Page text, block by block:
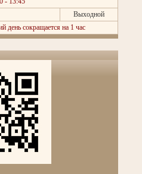
Выходной
день сокращается на 1 час